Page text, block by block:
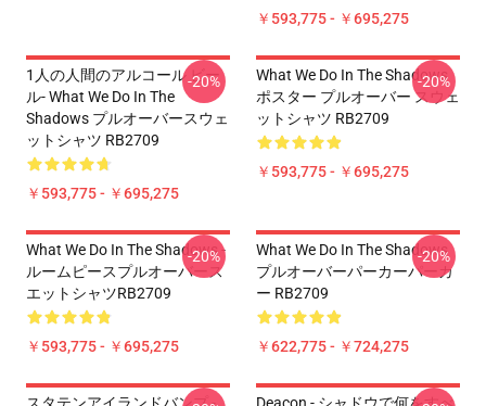
￥593,775 - ￥695,275
1人の人間のアルコール ビー
ル- What We Do In The
Shadows プルオーバースウェ
ットシャツ RB2709
￥593,775 - ￥695,275
-20%
What We Do In The Shadows
ポスター プルオーバー スウェ
ットシャツ RB2709
￥593,775 - ￥695,275
-20%
What We Do In The Shadows -
ルームピースプルオーバース
エットシャツRB2709
￥593,775 - ￥695,275
-20%
What We Do In The Shadows
プルオーバーパーカーパーカ
ー RB2709
￥622,775 - ￥724,275
-20%